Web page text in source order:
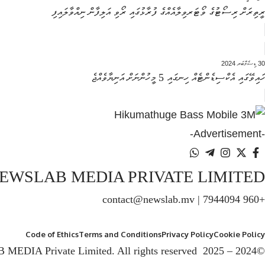
ރީތިރަށް ރިސޯޓުގެ ވޯޓަރވިލާއެއްގެ ފުރާޅުގައި ރޯވި އަލިފާން ނިއްވާލައިފި
30 ޑިސެމްބަރ 2024
ހައިވޭގައި އެކްސިޑެންޓެއް ހިނގައި 5 މީހުންނަށް އަނިޔާވެއްޖެ
-Advertisement-
MEDIA PRIVATE LIMITED
+960 7944094 | contact@newslab.mv
Cookie Policy
Privacy Policy
Terms and Conditions
Code of Ethics
©2024 – 2025 NEWSLAB MEDIA Private Limited. All rights reserved